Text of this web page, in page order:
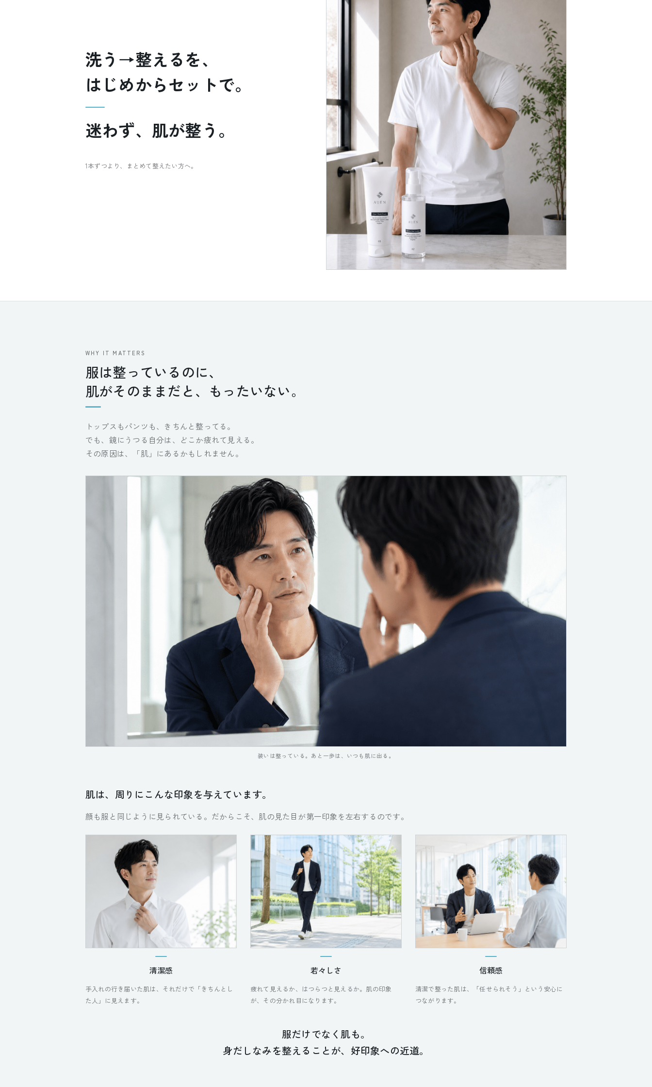
洗う→整えるを、
はじめからセットで。
迷わず、肌が整う。
1本ずつより、まとめて整えたい方へ。
WHY IT MATTERS
服は整っているのに、
肌がそのままだと、もったいない。
トップスもパンツも、きちんと整ってる。
でも、鏡にうつる自分は、どこか疲れて見える。
その原因は、「肌」にあるかもしれません。
装いは整っている。あと一歩は、いつも肌に出る。
肌は、周りにこんな印象を与えています。
顔も服と同じように見られている。だからこそ、肌の見た目が第一印象を左右するのです。
清潔感
手入れの行き届いた肌は、それだけで「きちんとし
た人」に見えます。
若々しさ
疲れて見えるか、はつらつと見えるか。肌の印象
が、その分かれ目になります。
信頼感
清潔で整った肌は、「任せられそう」という安心に
つながります。
服だけでなく肌も。
身だしなみを整えることが、好印象への近道。